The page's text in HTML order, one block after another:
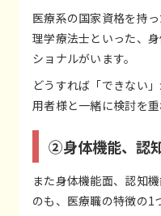
医療系の国家資格を持
理学療法士といった、
ショナルがいます。
どうすれば「できない
用者様と一緒に検討を重
②身体機能、認
また身体機能面、認知
のも、医療職の特徴の1